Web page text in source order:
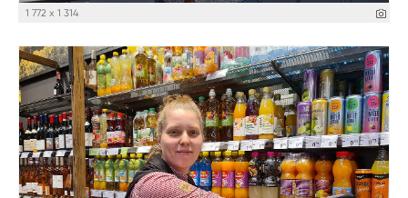
1 772 x 1 314